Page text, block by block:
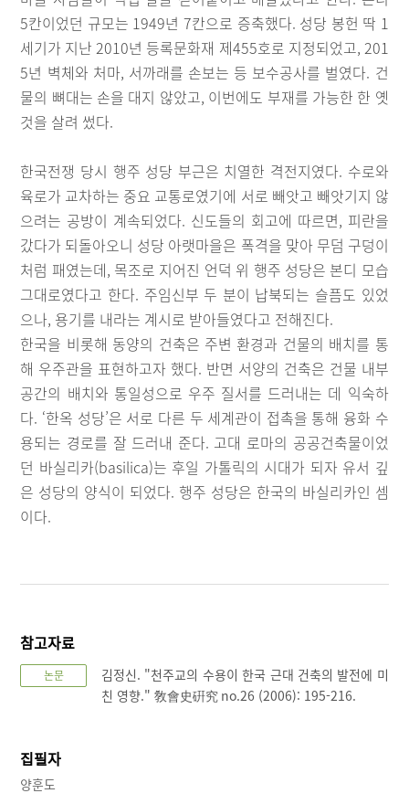
5칸이었던 규모는 1949년 7칸으로 증축했다. 성당 봉헌 딱 1
세기가 지난 2010년 등록문화재 제455호로 지정되었고, 201
5년 벽체와 처마, 서까래를 손보는 등 보수공사를 벌였다. 건
물의 뼈대는 손을 대지 않았고, 이번에도 부재를 가능한 한 옛
것을 살려 썼다.
한국전쟁 당시 행주 성당 부근은 치열한 격전지였다. 수로와
육로가 교차하는 중요 교통로였기에 서로 빼앗고 빼앗기지 않
으려는 공방이 계속되었다. 신도들의 회고에 따르면, 피란을
갔다가 되돌아오니 성당 아랫마을은 폭격을 맞아 무덤 구덩이
처럼 패였는데, 목조로 지어진 언덕 위 행주 성당은 본디 모습
그대로였다고 한다. 주임신부 두 분이 납북되는 슬픔도 있었
으나, 용기를 내라는 계시로 받아들였다고 전해진다.
한국을 비롯해 동양의 건축은 주변 환경과 건물의 배치를 통
해 우주관을 표현하고자 했다. 반면 서양의 건축은 건물 내부
공간의 배치와 통일성으로 우주 질서를 드러내는 데 익숙하
다. ‘한옥 성당’은 서로 다른 두 세계관이 접촉을 통해 융화 수
용되는 경로를 잘 드러내 준다. 고대 로마의 공공건축물이었
던 바실리카(basilica)는 후일 가톨릭의 시대가 되자 유서 깊
은 성당의 양식이 되었다. 행주 성당은 한국의 바실리카인 셈
이다.
참고자료
논문
김정신. "천주교의 수용이 한국 근대 건축의 발전에 미
친 영향." 敎會史硏究 no.26 (2006): 195-216.
집필자
양훈도